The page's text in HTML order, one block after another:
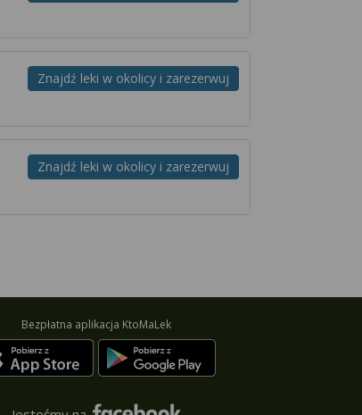
Znajdź leki w okolicy i zarezerwuj
Znajdź leki w okolicy i zarezerwuj
Bezpłatna aplikacja KtoMaLek